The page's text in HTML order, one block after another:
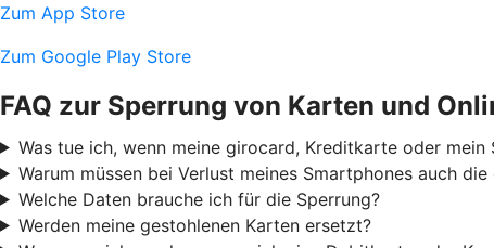
Zum App Store
Zum Google Play Store
FAQ zur Sperrung von Karten und
Was tue ich, wenn meine girocard, Kreditkarte oder
Warum müssen bei Verlust meines Smartphones auch
Welche Daten brauche ich für die Sperrung?
Werden meine gestohlenen Karten ersetzt?